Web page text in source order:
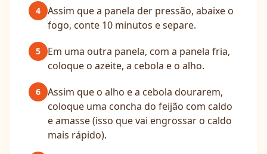
4
Assim que a panela der pressão, abaixe o
fogo, conte 10 minutos e separe.
5
Em uma outra panela, com a panela fria,
coloque o azeite, a cebola e o alho.
6
Assim que o alho e a cebola dourarem,
coloque uma concha do feijão com caldo
e amasse (isso que vai engrossar o caldo
mais rápido).